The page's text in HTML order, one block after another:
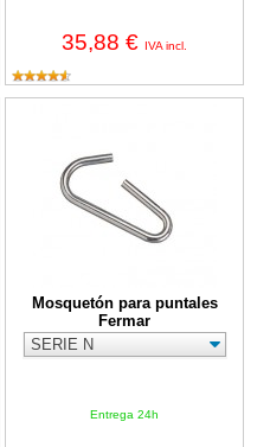
35,88 € IVA incl.
puntales
Mosquetón para puntales
Fermar
Entrega 24h